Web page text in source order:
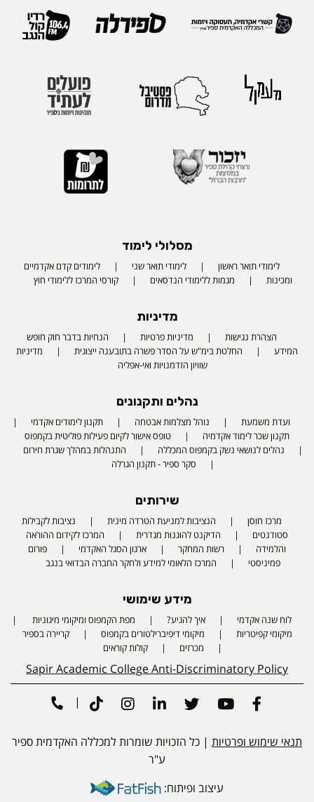
מסלולי לימוד
לימודי תואר ראשון לימודי תואר שני
לימודים קדם אקדמיים
ומכינות
מגמות ללימודי הנדסאים קורסי המרכז ללימודי חוץ
מדיניות
הצהרת נגישות מדיניות פרטיות
הנחיות בדבר חוק חופש
המידע
החלטת בימ"ש על הסדר פשרה בתובענה ייצוגית
מדיניות
שוויון הזדמנויות ואי-אפליה
נהלים ותקנונים
ועדת משמעת נוהל מצלמות אבטחה
תקנון לימודים אקדמי
תקנון שכר לימוד אקדמיה
טופס אישור לקיום פעילות פוליטית בקמפוס
נהלים לנושאי נשק בקמפוס המכללה
התנהלות במהלך שגרת חירום
סקר ספיר - תקנון הגרלה
שירותים
מרכז חוסן הנציבות למניעת הטרדה מינית
נציבות לקבילות
סטודנטים
הדיקנט להוגנות מגדרית
המרכז לקידום ההוראה
והלמידה
רשות המחקר ארגון הסגל האקדמי
פורום
פמיניסטי
המרכז הלאומי למידע ולחקר החברה הבדואי בנגב
מידע שימושי
לוח שנה אקדמי איך להגיע?
מפת הקמפוס ומיקומי מיגוניות
מיקומי קפיטריות
מיקומי דיפיברילטורים בקמפוס
קריירה בספיר
מכרזים
קולות קוראים
Sapir Academic College Anti-Discriminatory Policy
עיצוב ופיתוח:
תנאי שימוש ופרטיות | כל הזכויות שומרות למכללה האקדמית ספיר
ע"ר
Facebook
Youtube
Twitter
Linkedin
Instagram
Tiktok
|
Phone number